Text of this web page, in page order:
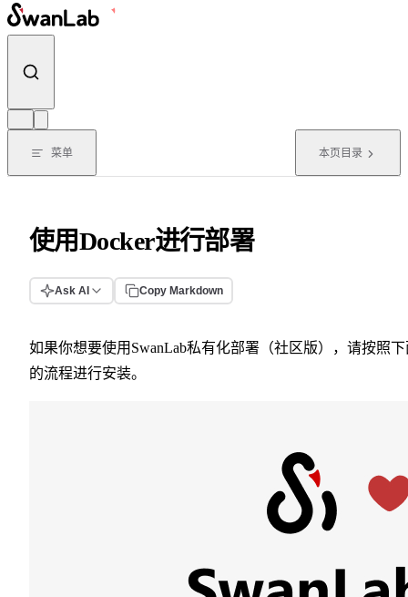
跳转到内容
菜单 本页目录
使用Docker进行部署
Ask AI Copy Markdown
如果你想要使用SwanLab私有化部署（社区版），请按照
的流程进行安装。